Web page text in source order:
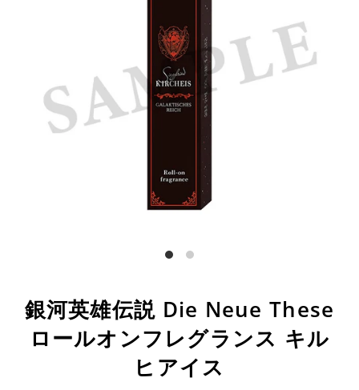
銀河英雄伝説 Die Neue These
ロールオンフレグランス キル
ヒアイス